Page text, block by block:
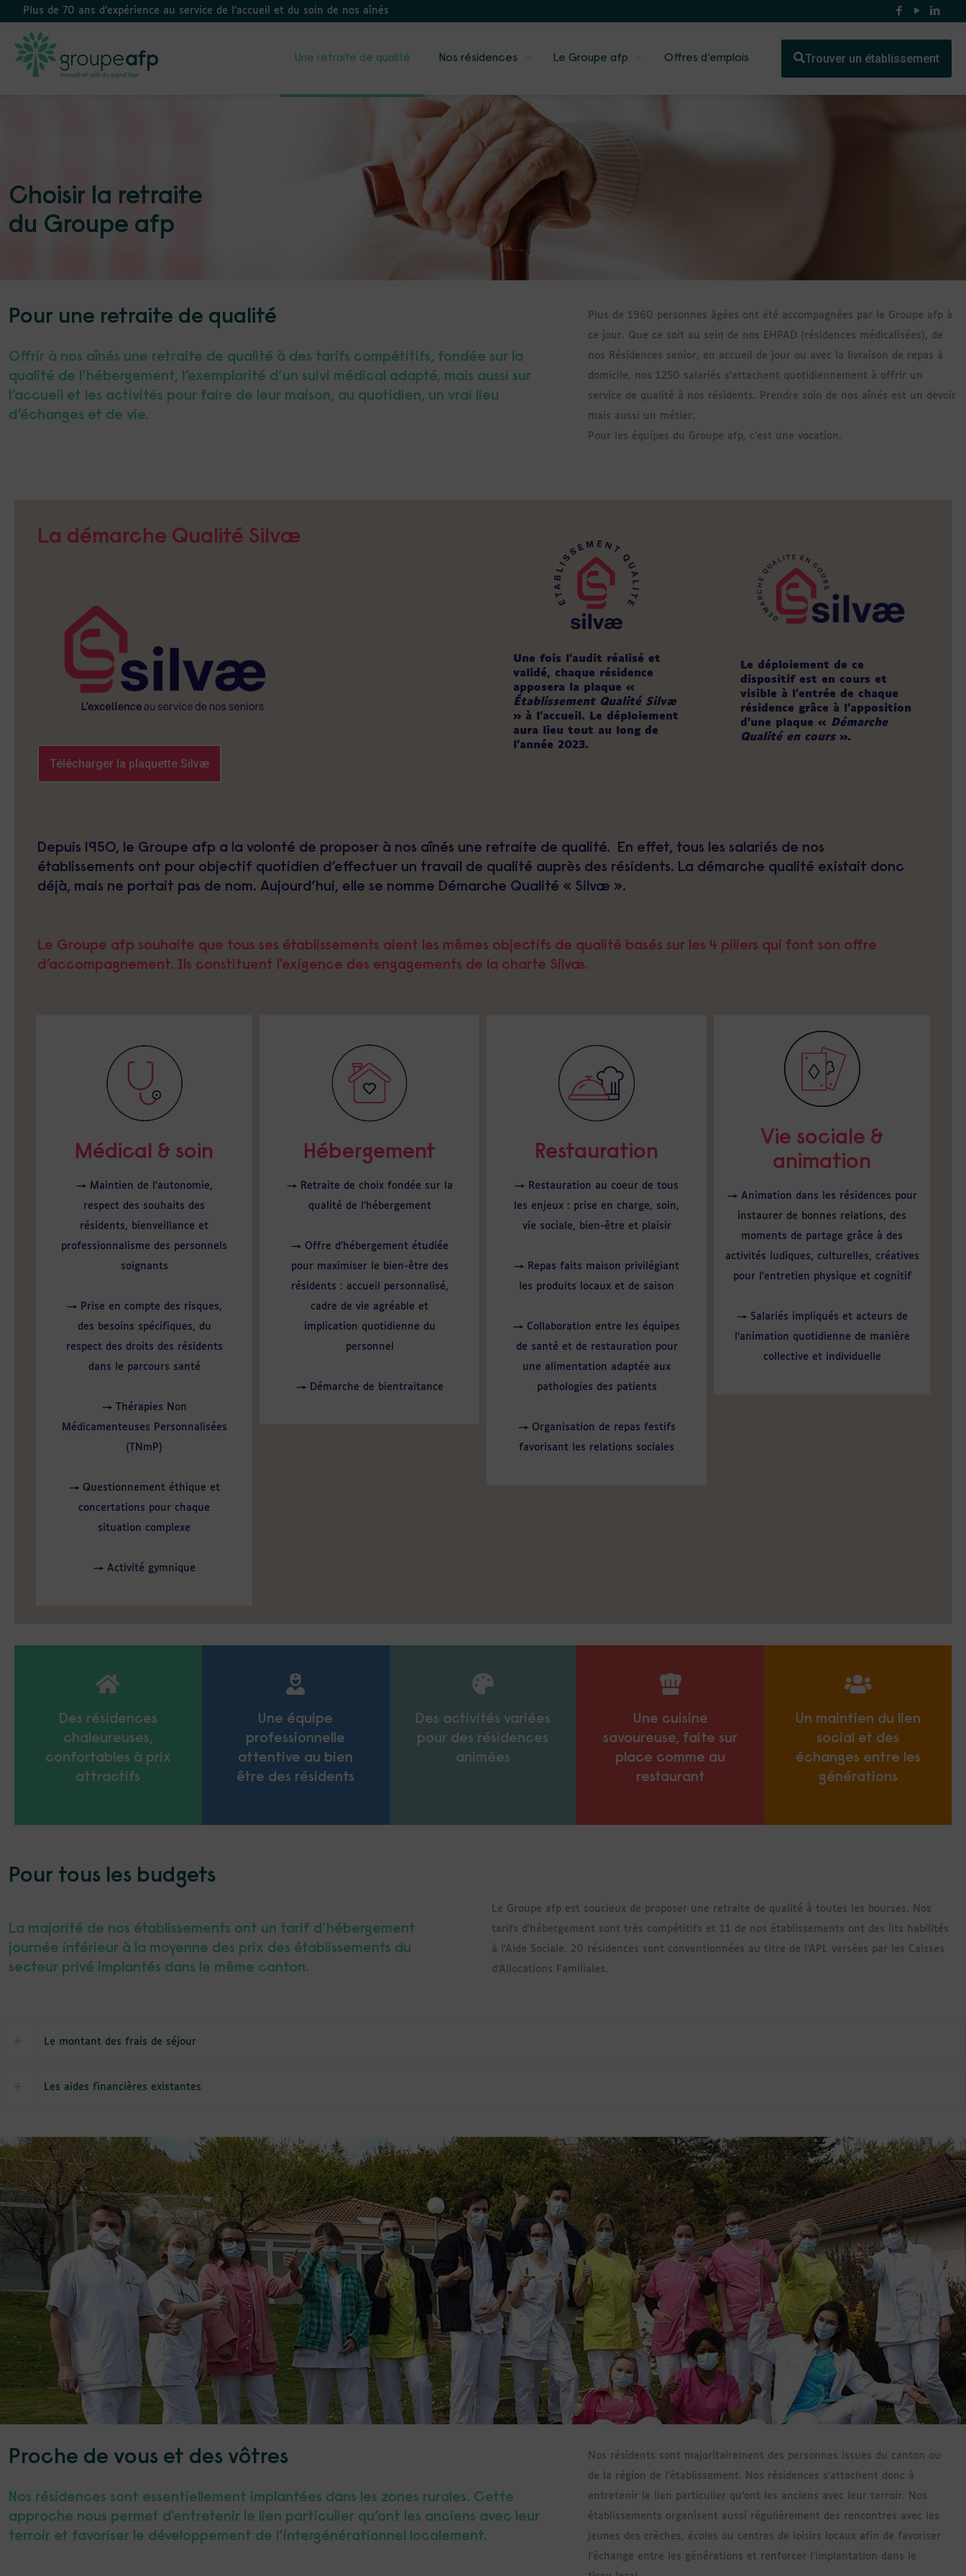
Plus de 70 ans d’expérience au service de l'accueil et du soin de nos aînés
Une retraite de qualité Nos résidences Le Groupe afp Offres d’emplois Trouver un établissement
Choisir la retraite
du Groupe afp
Pour une retraite de qualité
Offrir à nos aînés une retraite de qualité à des tarifs compétitifs, fondée sur la
qualité de l’hébergement, l’exemplarité d’un suivi médical adapté, mais aussi sur
l’accueil et les activités pour faire de leur maison, au quotidien, un vrai lieu
d’échanges et de vie.
Plus de 1960 personnes âgées ont été accompagnées par le Groupe afp à
ce jour. Que ce soit au sein de nos EHPAD (résidences médicalisées), de
nos Résidences senior, en accueil de jour ou avec la livraison de repas à
domicile, nos 1250 salariés s’attachent quotidiennement à offrir un
service de qualité à nos résidents. Prendre soin de nos aînés est un devoir
mais aussi un métier.
Pour les équipes du Groupe afp, c'est une vocation.
La démarche Qualité Silvæ
Télécharger la plaquette Silvæ
Une fois l’audit réalisé et
validé, chaque résidence
apposera la plaque «
Établissement Qualité Silvæ
» à l’accueil. Le déploiement
aura lieu tout au long de
l’année 2023.
Le déploiement de ce
dispositif est en cours et
visible à l’entrée de chaque
résidence grâce à l’apposition
d’une plaque « Démarche
Qualité en cours».
Depuis 1950, le Groupe afp a la volonté de proposer à nos aînés une retraite de qualité. En effet, tous les salariés de nos
établissements ont pour objectif quotidien d’effectuer un travail de qualité auprès des résidents. La démarche qualité existait donc
déjà, mais ne portait pas de nom. Aujourd’hui, elle se nomme Démarche Qualité « Silvæ ».
Le Groupe afp souhaite que tous ses établissements aient les mêmes objectifs de qualité basés sur les 4 piliers qui font son offre
d’accompagnement. Ils constituent l'exigence des engagements de la charte Silvæ.
Médical & soin
→ Maintien de l’autonomie,
respect des souhaits des
résidents, bienveillance et
professionnalisme des personnels
soignants
→ Prise en compte des risques,
des besoins spécifiques, du
respect des droits des résidents
dans le parcours santé
→ Thérapies Non
Médicamenteuses Personnalisées
(TNmP)
→ Questionnement éthique et
concertations pour chaque
situation complexe
→ Activité gymnique
Hébergement
→ Retraite de choix fondée sur la
qualité de l’hébergement
→ Offre d’hébergement étudiée
pour maximiser le bien-être des
résidents : accueil personnalisé,
cadre de vie agréable et
implication quotidienne du
personnel
→ Démarche de bientraitance
Restauration
→ Restauration au coeur de tous
les enjeux : prise en charge, soin,
vie sociale, bien-être et plaisir
→ Repas faits maison privilégiant
les produits locaux et de saison
→ Collaboration entre les équipes
de santé et de restauration pour
une alimentation adaptée aux
pathologies des patients
→ Organisation de repas festifs
favorisant les relations sociales
Vie sociale &
animation
→ Animation dans les résidences pour
instaurer de bonnes relations, des
moments de partage grâce à des
activités ludiques, culturelles, créatives
pour l’entretien physique et cognitif
→ Salariés impliqués et acteurs de
l’animation quotidienne de manière
collective et individuelle
Des résidences
chaleureuses,
confortables à prix
attractifs
Une équipe
professionnelle
attentive au bien
être des résidents
Des activités variées
pour des résidences
animées
Une cuisine
savoureuse, faite sur
place comme au
restaurant
Un maintien du lien
social et des
échanges entre les
générations
Pour tous les budgets
La majorité de nos établissements ont un tarif d’hébergement
journée inférieur à la moyenne des prix des établissements du
secteur privé implantés dans le même canton.
Le Groupe afp est soucieux de proposer une retraite de qualité à toutes les bourses. Nos
tarifs d'hébergement sont très compétitifs et 11 de nos établissements ont des lits habilités
à l’Aide Sociale. 20 résidences sont conventionnées au titre de l’APL versées par les Caisses
d’Allocations Familiales.
Le montant des frais de séjour
Les aides financières existantes
Proche de vous et des vôtres
Nos résidences sont essentiellement implantées dans les zones rurales. Cette
approche nous permet d'entretenir le lien particulier qu’ont les anciens avec leur
terroir et favoriser le développement de l’intergénérationnel localement.
Nos résidents sont majoritairement des personnes issues du canton ou
de la région de l'établissement. Nos résidences s’attachent donc à
entretenir le lien particulier qu’ont les anciens avec leur terroir. Nos
établissements organisent aussi régulièrement des rencontres avec les
jeunes des crèches, écoles ou centres de loisirs locaux afin de favoriser
l’échange entre les générations et renforcer l’implantation dans le